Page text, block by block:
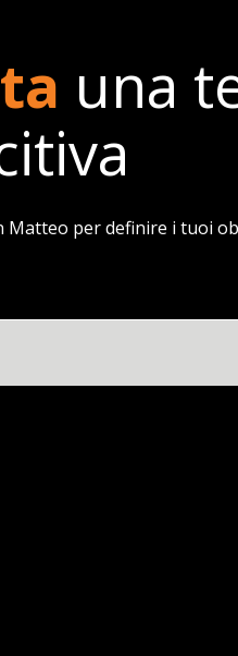
una
Matteo per definire i tuoi